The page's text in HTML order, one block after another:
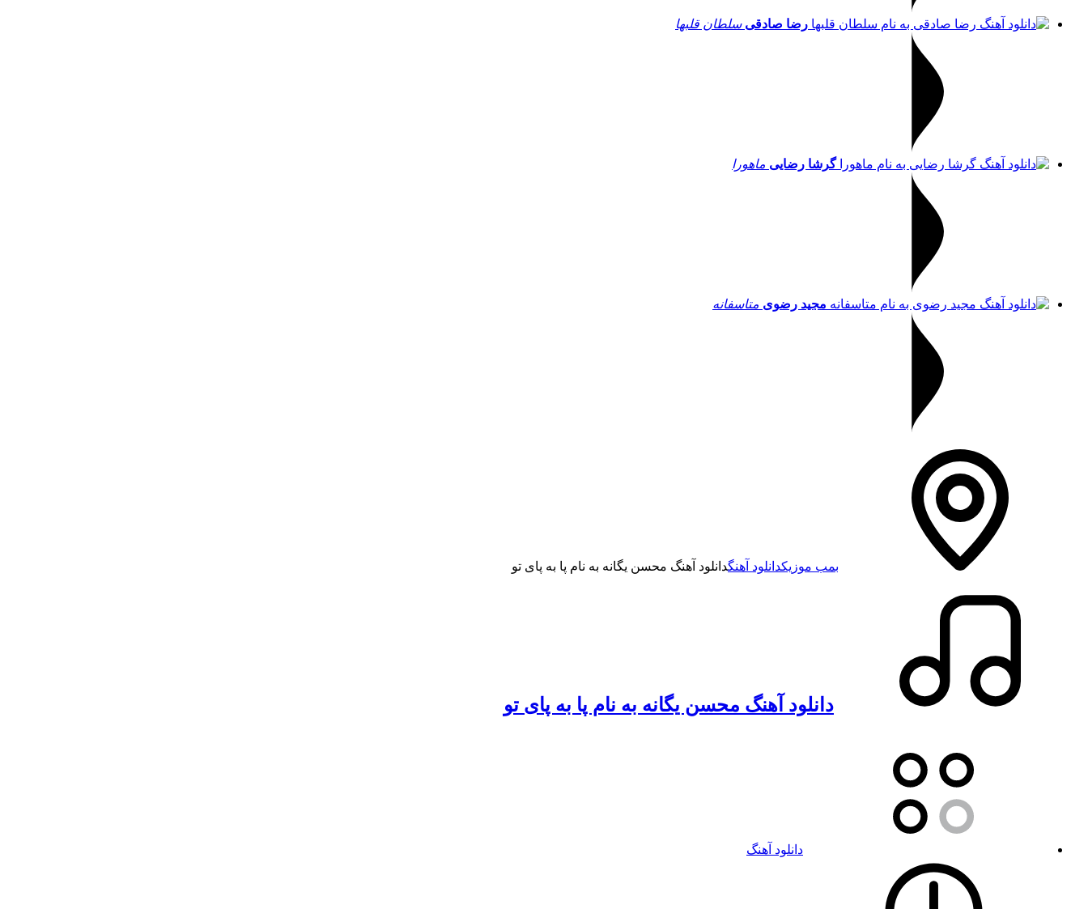
رضا صادقی سلطان قلبها
گرشا رضایی ماهورا
مجید رضوی متاسفانه
بمب موزیکدانلود آهنگدانلود آهنگ محسن یگانه به نام پا به پای تو
دانلود آهنگ محسن یگانه به نام پا به پای تو
دانلود آهنگ